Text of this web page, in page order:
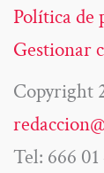
Política de
Gestionar
Copyright
Tel: 666 01